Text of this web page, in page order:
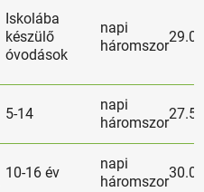
Iskolába
készülő
óvodások
napi
háromszor
5-14
napi
háromszor
10-16 év
napi
háromszor